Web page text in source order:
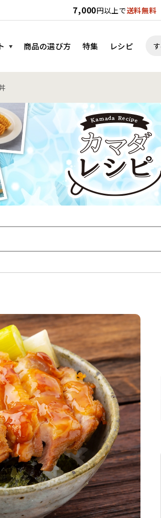
7,000円以上で送料無料
商品の選び方 特集 レシピ